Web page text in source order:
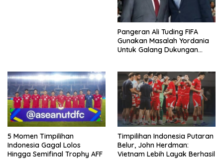
Pangeran Ali Tuding FIFA
Gunakan Masalah Yordania
Untuk Galang Dukungan
5 Momen Timpilihan
Indonesia Gagal Lolos
Hingga Semifinal Trophy AFF
Timpilihan Indonesia Putaran
Belur, John Herdman:
Vietnam Lebih Layak Berhasil